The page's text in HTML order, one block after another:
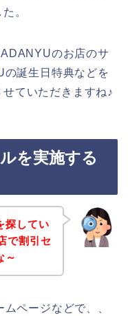
。
のお店のサ
誕生日特典などを
ていただきますね♪
を実施する
探してい
で割引セ
～
ページなどで、、